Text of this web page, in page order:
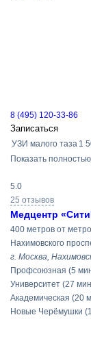
8 (495) 120-33-86
Записаться
УЗИ малого таза 1
Показать полностью
5.0
25 отзывов
Медцентр
400 метров от
Нахимовского
г. Москва,
Профсоюзная (5
Университет (27
Академическая (20
Новые Черёмушки